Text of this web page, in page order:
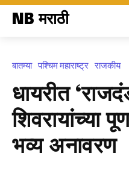
NB मराठी
बातम्या पश्चिम महाराष्ट्र राजकीय
धायरीत
शिवरायांच्या
भव्य अनावरण